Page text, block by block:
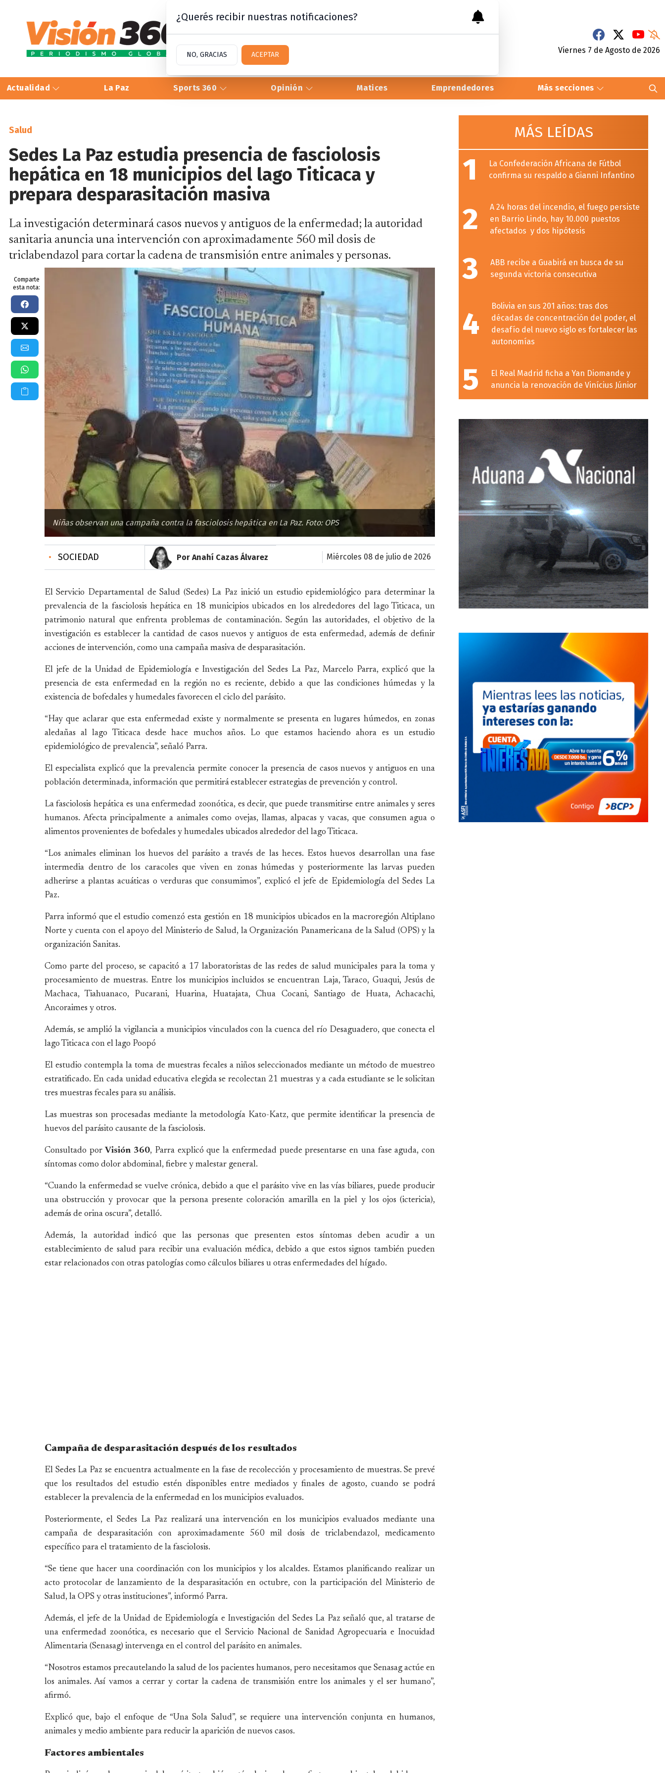
Viernes 7 de Agosto de 2026
Actualidad La Paz Sports 360 Opinión Matices Emprendedores Más secciones
Salud
Sedes La Paz estudia presencia de fasciolosis
hepática en 18 municipios del lago Titicaca y
prepara desparasitación masiva
La investigación determinará casos nuevos y antiguos de la enfermedad; la autoridad
sanitaria anuncia una intervención con aproximadamente 560 mil dosis de
triclabendazol para cortar la cadena de transmisión entre animales y personas.
Comparte
esta nota:
Niñas observan una campaña contra la fasciolosis hepática en La Paz. Foto: OPS
• SOCIEDAD Por Anahí Cazas Álvarez miércoles 08 de julio de 2026
El Servicio Departamental de Salud (Sedes) La Paz inició un estudio epidemiológico para determinar la
prevalencia de la fasciolosis hepática en 18 municipios ubicados en los alrededores del lago Titicaca, un
patrimonio natural que enfrenta problemas de contaminación. Según las autoridades, el objetivo de la
investigación es establecer la cantidad de casos nuevos y antiguos de esta enfermedad, además de definir
acciones de intervención, como una campaña masiva de desparasitación.
El jefe de la Unidad de Epidemiología e Investigación del Sedes La Paz, Marcelo Parra, explicó que la
presencia de esta enfermedad en la región no es reciente, debido a que las condiciones húmedas y la
existencia de bofedales y humedales favorecen el ciclo del parásito.
“Hay que aclarar que esta enfermedad existe y normalmente se presenta en lugares húmedos, en zonas
aledañas al lago Titicaca desde hace muchos años. Lo que estamos haciendo ahora es un estudio
epidemiológico de prevalencia”, señaló Parra.
El especialista explicó que la prevalencia permite conocer la presencia de casos nuevos y antiguos en una
población determinada, información que permitirá establecer estrategias de prevención y control.
La fasciolosis hepática es una enfermedad zoonótica, es decir, que puede transmitirse entre animales y seres
humanos. Afecta principalmente a animales como ovejas, llamas, alpacas y vacas, que consumen agua o
alimentos provenientes de bofedales y humedales ubicados alrededor del lago Titicaca.
“Los animales eliminan los huevos del parásito a través de las heces. Estos huevos desarrollan una fase
intermedia dentro de los caracoles que viven en zonas húmedas y posteriormente las larvas pueden
adherirse a plantas acuáticas o verduras que consumimos”, explicó el jefe de Epidemiología del Sedes La
Paz.
Parra informó que el estudio comenzó esta gestión en 18 municipios ubicados en la macroregión Altiplano
Norte y cuenta con el apoyo del Ministerio de Salud, la Organización Panamericana de la Salud (OPS) y la
organización Sanitas.
Como parte del proceso, se capacitó a 17 laboratoristas de las redes de salud municipales para la toma y
procesamiento de muestras. Entre los municipios incluidos se encuentran Laja, Taraco, Guaqui, Jesús de
Machaca, Tiahuanaco, Pucarani, Huarina, Huatajata, Chua Cocani, Santiago de Huata, Achacachi,
Ancoraimes y otros.
Además, se amplió la vigilancia a municipios vinculados con la cuenca del río Desaguadero, que conecta el
lago Titicaca con el lago Poopó
El estudio contempla la toma de muestras fecales a niños seleccionados mediante un método de muestreo
estratificado. En cada unidad educativa elegida se recolectan 21 muestras y a cada estudiante se le solicitan
tres muestras fecales para su análisis.
Las muestras son procesadas mediante la metodología Kato-Katz, que permite identificar la presencia de
huevos del parásito causante de la fasciolosis.
Consultado por Visión 360, Parra explicó que la enfermedad puede presentarse en una fase aguda, con
síntomas como dolor abdominal, fiebre y malestar general.
“Cuando la enfermedad se vuelve crónica, debido a que el parásito vive en las vías biliares, puede producir
una obstrucción y provocar que la persona presente coloración amarilla en la piel y los ojos (ictericia),
además de orina oscura”, detalló.
Además, la autoridad indicó que las personas que presenten estos síntomas deben acudir a un
establecimiento de salud para recibir una evaluación médica, debido a que estos signos también pueden
estar relacionados con otras patologías como cálculos biliares u otras enfermedades del hígado.
Campaña de desparasitación después de los resultados
El Sedes La Paz se encuentra actualmente en la fase de recolección y procesamiento de muestras. Se prevé
que los resultados del estudio estén disponibles entre mediados y finales de agosto, cuando se podrá
establecer la prevalencia de la enfermedad en los municipios evaluados.
Posteriormente, el Sedes La Paz realizará una intervención en los municipios evaluados mediante una
campaña de desparasitación con aproximadamente 560 mil dosis de triclabendazol, medicamento
específico para el tratamiento de la fasciolosis.
“Se tiene que hacer una coordinación con los municipios y los alcaldes. Estamos planificando realizar un
acto protocolar de lanzamiento de la desparasitación en octubre, con la participación del Ministerio de
Salud, la OPS y otras instituciones”, informó Parra.
Además, el jefe de la Unidad de Epidemiología e Investigación del Sedes La Paz señaló que, al tratarse de
una enfermedad zoonótica, es necesario que el Servicio Nacional de Sanidad Agropecuaria e Inocuidad
Alimentaria (Senasag) intervenga en el control del parásito en animales.
“Nosotros estamos precautelando la salud de los pacientes humanos, pero necesitamos que Senasag actúe en
los animales. Así vamos a cerrar y cortar la cadena de transmisión entre los animales y el ser humano”,
afirmó.
Explicó que, bajo el enfoque de “Una Sola Salud”, se requiere una intervención conjunta en humanos,
animales y medio ambiente para reducir la aparición de nuevos casos.
Factores ambientales
MÁS LEÍDAS
1
La Confederación Africana de Fútbol
confirma su respaldo a Gianni Infantino
2
A 24 horas del incendio, el fuego persiste
en Barrio Lindo, hay 10.000 puestos
afectados y dos hipótesis
3
ABB recibe a Guabirá en busca de su
segunda victoria consecutiva
4
Bolivia en sus 201 años: tras dos
décadas de concentración del poder, el
desafío del nuevo siglo es fortalecer las
autonomías
5
El Real Madrid ficha a Yan Diomande y
anuncia la renovación de Vinícius Júnior
¿Querés recibir nuestras notificaciones?
NO, GRACIAS ACEPTAR